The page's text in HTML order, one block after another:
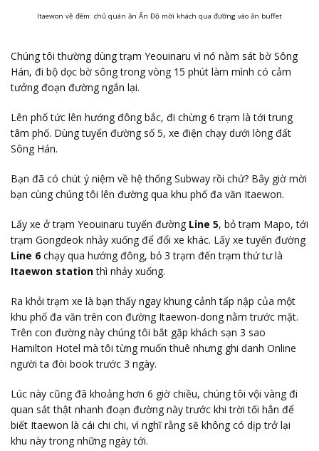
Itaewon về đêm: chủ quán ăn Ấn Độ mời khách qua đường vào ăn buffet
Chúng tôi thường dùng trạm Yeouinaru vì nó nằm sát bờ Sông
Hán, đi bộ dọc bờ sông trong vòng 15 phút làm mình có cảm
tưởng đoạn đường ngắn lại.
Lên phố tức lên hướng đông bắc, đi chừng 6 trạm là tới trung
tâm phố. Dùng tuyến đường số 5, xe điện chạy dưới lòng đất
Sông Hán.
Bạn đã có chút ý niệm về hệ thống Subway rồi chứ? Bây giờ mời
bạn cùng chúng tôi lên đường qua khu phố đa văn Itaewon.
Lấy xe ở trạm Yeouinaru tuyến đường Line 5, bỏ trạm Mapo, tới
trạm Gongdeok nhảy xuống để đổi xe khác. Lấy xe tuyến đường
Line 6chạy qua hướng đông, bỏ 3 trạm đến trạm thứ tư là
Itaewon stationthì nhảy xuống.
Ra khỏi trạm xe là bạn thấy ngay khung cảnh tấp nập của một
khu phố đa văn trên con đường Itaewon-dong nằm trước mặt.
Trên con đường này chúng tôi bắt gặp khách sạn 3 sao
Hamilton Hotel mà tôi từng muốn thuê nhưng ghi danh Online
người ta đòi book trước 3 ngày.
Lúc này cũng đã khoảng hơn 6 giờ chiều, chúng tôi vội vàng đi
quan sát thật nhanh đoạn đường này trước khi trời tối hẳn để
biết Itaewon là cái chi chi, vì nghĩ rằng sẽ không có dịp trở lại
khu này trong những ngày tới.